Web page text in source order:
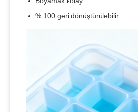
% 100 geri dönüştürülebilir